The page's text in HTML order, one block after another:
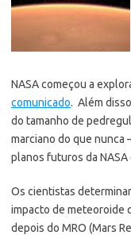
NASA começou a
comunicado. Além
do tamanho de
marciano do que nunca
planos futuros da
Os cientistas
impacto de meteoroide
depois do MRO (Mars